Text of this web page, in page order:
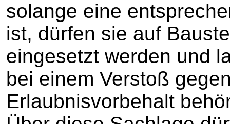
solange eine
ist, dürfen sie auf
eingesetzt werden und
bei einem Verstoß
Erlaubnisvorbehalt